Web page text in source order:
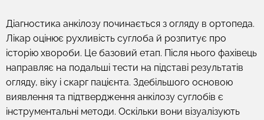
Діагностика анкілозу починається з огляду в ортопеда.
Лікар оцінює рухливість суглоба й розпитує про
історію хвороби. Це базовий етап. Після нього фахівець
направляє на подальші тести на підставі результатів
огляду, віку і скарг пацієнта. Здебільшого основою
виявлення та підтвердження анкілозу суглобів є
інструментальні методи. Оскільки вони візуалізують